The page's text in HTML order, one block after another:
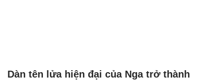
Dàn tên lửa hiện đại của Nga trở thành